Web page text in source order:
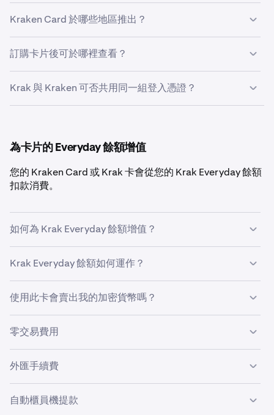
下載 Kraken
請先完成虛擬卡設定。
請點選「是，申請實體卡」。
請選擇您名字的顯示方式，然後依次點選「繼續」及
「確定」。
請確認您的寄送地址（住宅地址或其他地址）。無須提
供電話號碼。
Kraken Card 於哪些地區推出？
Kraken Card 目前開放予英國及歐洲經濟區已通過驗證的
Kraken 客戶使用。您須先完成 Kraken 身份驗證程序方符
合申請資格。
訂購卡片後可於哪裡查看？
於 Kraken 應用程式中，請前往「投資組合」頁籤 → 「餘
額」→「Everyday 餘額」。於 Krak 應用程式中，請在首頁
進入「卡片」查看您的卡片。如您在設定時已將卡片加入
Krak 與 Kraken 可否共用同一組登入憑證？
入Kraken。
如您已有Kraken帳戶，可使用相同的電子郵件及密碼
登入Krak
無須另行開設帳戶。
為卡片的 Everyday 餘額增值
您的 Kraken Card 或 Krak 卡會從您的 Krak Everyday 餘額
扣款消費。
如何為 Krak Everyday 餘額增值？
您可透過以下幾種方式為 Krak Everyday 餘額增值：
從 Kraken 餘額轉入資金
您可在Kraken或Krak應用程式中，直接將資金從
Kraken 帳戶無縫轉入 Krak Everyday 餘額。
直接於 Krak 增值
您亦可直接於
Google Pay、銀行轉帳或其他適用於您所在地區的方
式，為 Krak Everyday 餘額增值。
Krak Everyday 餘額如何運作？
您的 Krak Everyday 餘額與 Kraken 交易投資組合餘額是分
開的。此卡只會從 Everyday 餘額扣款，除非您主動轉移資
產，否則您的交易持倉、質押倉位及其他 Kraken 資產均不
會受到影響。您可將其視作一個由您自行管理的專屬消費帳
使用此卡會賣出我的加密貨幣嗎？
是的。當您使用 Everyday 餘額中的加密貨幣消費時，系統
會於付款一刻將其兌換為法幣。您可於 Krak 應用程式內自
行控制運作方式：
設定各項資產的優先消費順序
封鎖指定資產，使其不可用於卡消費
零交易費用
以本地貨幣使用此卡消費時，並不會收取交易手續費。否
則，Krak 會在賣出加密貨幣完成交易時的價格中加入價
差，確保即使市場劇烈波動，交易仍可快速、可靠地完成。
您可於交易詳情頁面查閱所適用的匯率。
外匯手續費
我們不會收取外匯手續費。我們會採用 Mastercard 匯率，
並不會另加任何加成。
自動櫃員機提款